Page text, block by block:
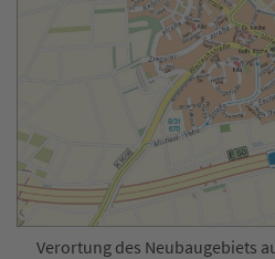
Verortung des Neubaugebiets